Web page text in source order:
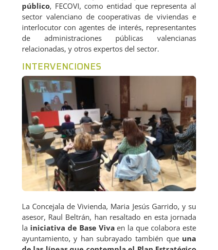
G
público, FECOVI, como entidad que representa al
sector valenciano de cooperativas de viviendas e
interlocutor con agentes de interés, representantes
de administraciones públicas valencianas
relacionadas, y otros expertos del sector.
INTERVENCIONES
La Concejala de Vivienda, Maria Jesús Garrido, y su
asesor, Raul Beltrán, han resaltado en esta jornada
la iniciativa de Base Vivaen la que colabora este
ayuntamiento, y han subrayado también que una